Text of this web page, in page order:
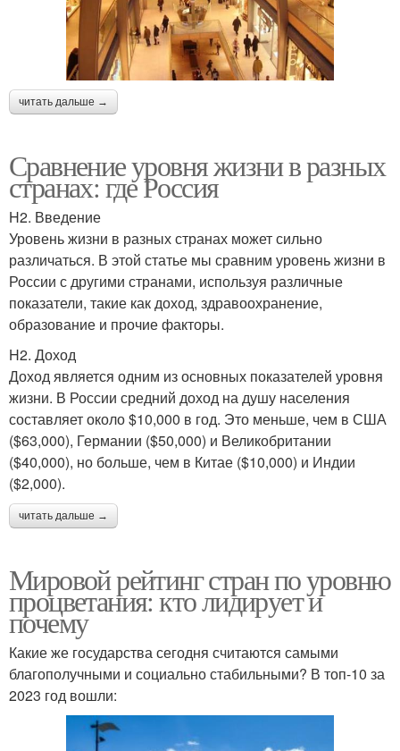
читать дальше →
Сравнение уровня жизни в разных
странах: где Россия
H2. Введение
Уровень жизни в разных странах может сильно
различаться. В этой статье мы сравним уровень жизни в
России с другими странами, используя различные
показатели, такие как доход, здравоохранение,
образование и прочие факторы.
H2. Доход
Доход является одним из основных показателей уровня
жизни. В России средний доход на душу населения
составляет около $10,000 в год. Это меньше, чем в США
($63,000), Германии ($50,000) и Великобритании
($40,000), но больше, чем в Китае ($10,000) и Индии
($2,000).
читать дальше →
Мировой рейтинг стран по уровню
процветания: кто лидирует и
почему
Какие же государства сегодня считаются самыми
благополучными и социально стабильными? В топ-10 за
2023 год вошли: